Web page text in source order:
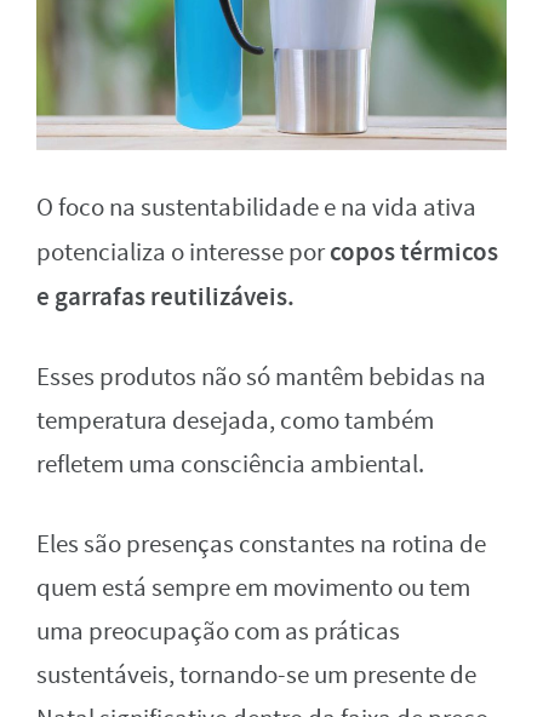
O foco na sustentabilidade e na vida ativa
potencializa o interesse porcopos térmicos
e garrafas reutilizáveis.
Esses produtos não só mantêm bebidas na
temperatura desejada, como também
refletem uma consciência ambiental.
Eles são presenças constantes na rotina de
quem está sempre em movimento ou tem
uma preocupação com as práticas
sustentáveis, tornando-se um presente de